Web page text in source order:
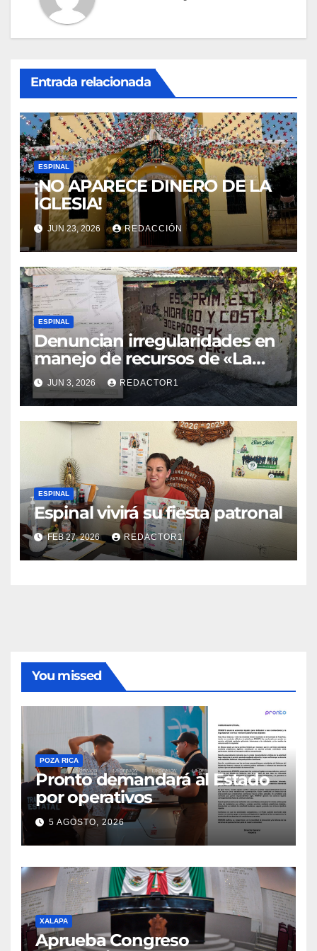
Entrada relacionada
ESPINAL
¡NO APARECE DINERO DE LA
IGLESIA!
JUN 23, 2026 REDACCIÓN
ESPINAL
Denuncian irregularidades en
manejo de recursos de «La
Escuela es Nuestra» en Espinal
JUN 3, 2026 REDACTOR1
ESPINAL
Espinal vivirá su fiesta patronal
FEB 27, 2026 REDACTOR1
You missed
POZA RICA
Pronto demandará al Estado
por operativos
5 AGOSTO, 2026
XALAPA
Aprueba Congreso